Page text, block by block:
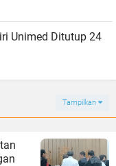
Unimed Ditutup 24
Tampilkan